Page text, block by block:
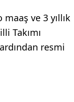
ve 3 yıllık
Takımı
resmi